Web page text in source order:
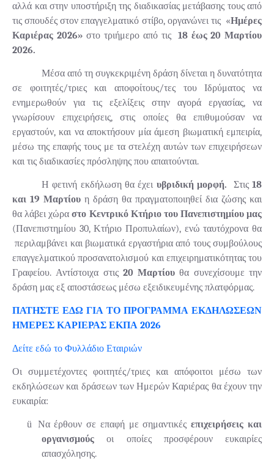
αλλά και στην υποστήριξη της διαδικασίας μετάβασης τους από
τις σπουδές στον επαγγελματικό στίβο, οργανώνει τις «Ημέρες
Καριέρας 2026» στο τριήμερο από τις 18 έως 20 Μαρτίου
2026.
Μέσα από τη συγκεκριμένη δράση δίνεται η δυνατότητα
σε φοιτητές/τριες και αποφοίτους/τες του Ιδρύματος να
ενημερωθούν για τις εξελίξεις στην αγορά εργασίας, να
γνωρίσουν επιχειρήσεις, στις οποίες θα επιθυμούσαν να
εργαστούν, και να αποκτήσουν μία άμεση βιωματική εμπειρία,
μέσω της επαφής τους με τα στελέχη αυτών των επιχειρήσεων
και τις διαδικασίες πρόσληψης που απαιτούνται.
Η φετινή εκδήλωση θα έχει υβριδική μορφή. Στις18
και 19 Μαρτίου η δράση θα πραγματοποιηθεί δια ζώσης και
θα λάβει χώραστο Κεντρικό Κτήριο του Πανεπιστημίου μας
(Πανεπιστημίου 30, Κτήριο Προπυλαίων), ενώ ταυτόχρονα θα
περιλαμβάνει και βιωματικά εργαστήρια από τους συμβούλους
επαγγελματικού προσανατολισμού και επιχειρηματικότητας του
Γραφείου. Αντίστοιχα στις 20 Μαρτίου θα συνεχίσουμε την
δράση μας εξ αποστάσεως μέσω εξειδικευμένης πλατφόρμας.
ΠΑΤΗΣΤΕ ΕΔΩ ΓΙΑ ΤΟ ΠΡΟΓΡΑΜΜΑ ΕΚΔΗΛΩΣΕΩΝ
ΗΜΕΡΕΣ ΚΑΡΙΕΡΑΣ ΕΚΠΑ 2026
Δείτε εδώ το Φυλλάδιο Εταιριών
Οι συμμετέχοντες φοιτητές/τριες και απόφοιτοι μέσω των
εκδηλώσεων και δράσεων των Ημερών Καριέρας θα έχουν την
ευκαιρία:
ü Να έρθουν σε επαφή με σημαντικέςεπιχειρήσεις και
οργανισμούς οι οποίες προσφέρουν ευκαιρίες
απασχόλησης.